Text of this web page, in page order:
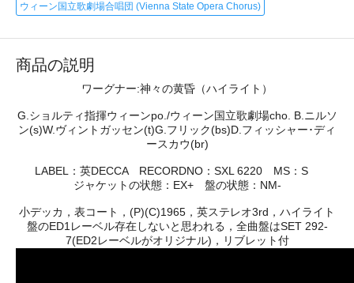
ウィーン国立歌劇場合唱団 (Vienna State Opera Chorus)
商品の説明
ワーグナー:神々の黄昏（ハイライト）
G.ショルティ指揮ウィーンpo./ウィーン国立歌劇場cho. B.ニルソ
ン(s)W.ヴィントガッセン(t)G.フリック(bs)D.フィッシャー･ディ
ースカウ(br)
LABEL：英DECCA RECORDNO：SXL 6220 MS：S
ジャケットの状態：EX+ 盤の状態：NM-
小デッカ，表コート，(P)(C)1965，英ステレオ3rd，ハイライト
盤のED1レーベル存在しないと思われる，全曲盤はSET 292-
7(ED2レーベルがオリジナル)，リブレット付